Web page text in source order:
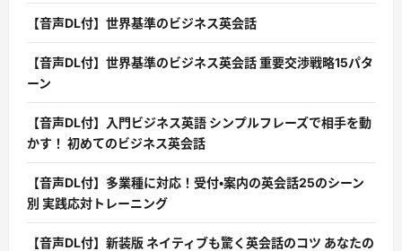
【音声DL付】世界基準のビジネス英会話
【音声DL付】世界基準のビジネス英会話 重要交渉戦略15パタ
ーン
【音声DL付】入門ビジネス英語 シンプルフレーズで相手を動
かす！ 初めてのビジネス英会話
【音声DL付】多業種に対応！受付・案内の英会話25のシーン
別 実践応対トレーニング
【音声DL付】新装版 ネイティブも驚く英会話のコツ あなたの